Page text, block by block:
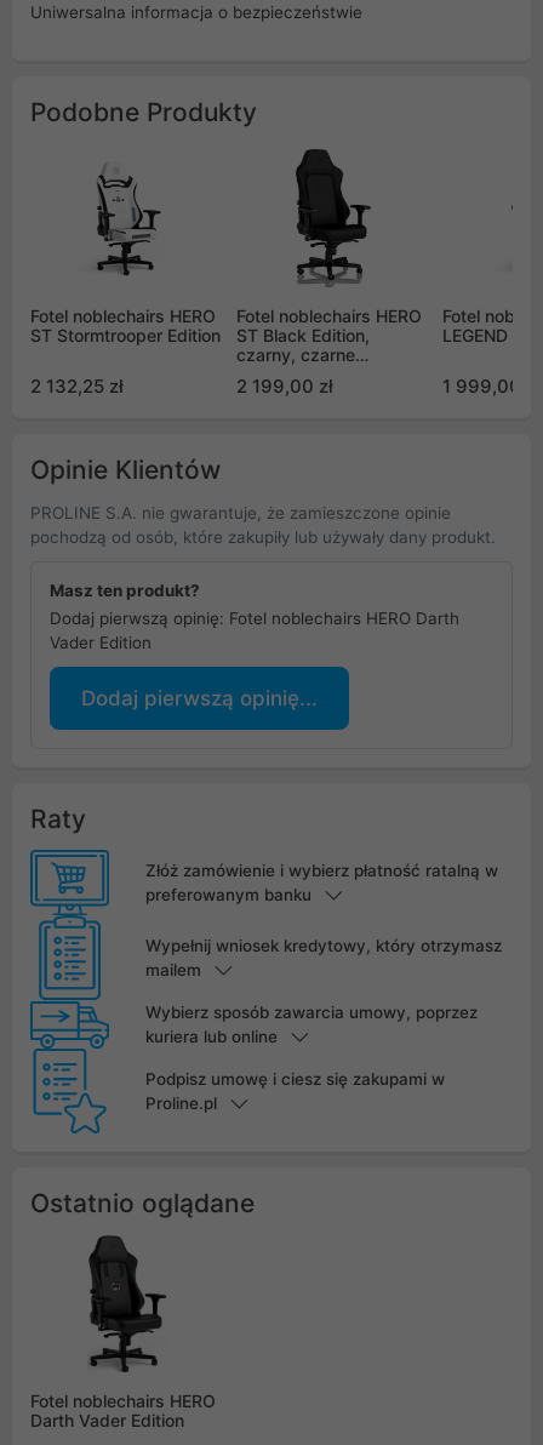
Uniwersalna informacja o bezpieczeństwie
Podobne Produkty
Fotel noblechairs HERO
ST Stormtrooper Edition
2 132,25 zł
Fotel noblechairs HERO
ST Black Edition,
czarny, czarne
BED)
2 199,00 zł
Fotel
LEGEND
1 999,00 zł
Opinie Klientów
PROLINE S.A. nie gwarantuje, że zamieszczone opinie
pochodzą od osób, które zakupiły lub używały dany produkt.
Masz ten produkt?
Dodaj pierwszą opinię: Fotel noblechairs HERO Darth
Vader Edition
Dodaj pierwszą opinię...
Raty
Złóż zamówienie i wybierz płatność ratalną w
preferowanym banku
Wypełnij wniosek kredytowy, który otrzymasz
mailem
Wybierz sposób zawarcia umowy, poprzez
kuriera lub online
Podpisz umowę i ciesz się zakupami w
Proline.pl
Ostatnio oglądane
Fotel noblechairs HERO
Darth Vader Edition